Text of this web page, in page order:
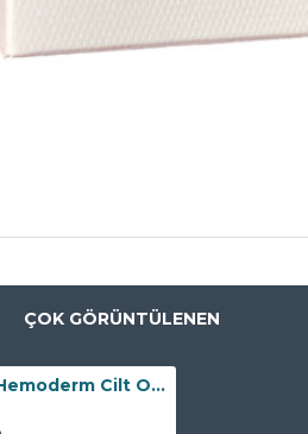
ÇOK GÖRÜNTÜLENEN
Organex Hemoderm Cilt Onarıcı Krem